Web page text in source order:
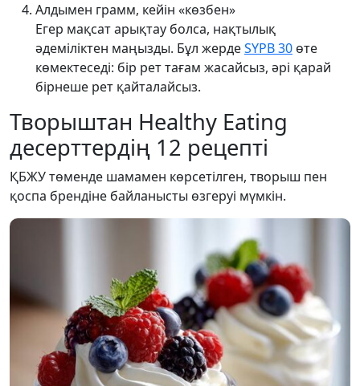
Алдымен грамм, кейін «көзбен»
Егер мақсат арықтау болса, нақтылық
әдеміліктен маңызды. Бұл жердеSYPB 30 өте
көмектеседі: бір рет тағам жасайсыз, әрі қарай
бірнеше рет қайталайсыз.
Творыштан Healthy Eating
десерттердің 12 рецепті
ҚБЖУ төменде шамамен көрсетілген, творыш пен
қоспа брендіне байланысты өзгеруі мүмкін.